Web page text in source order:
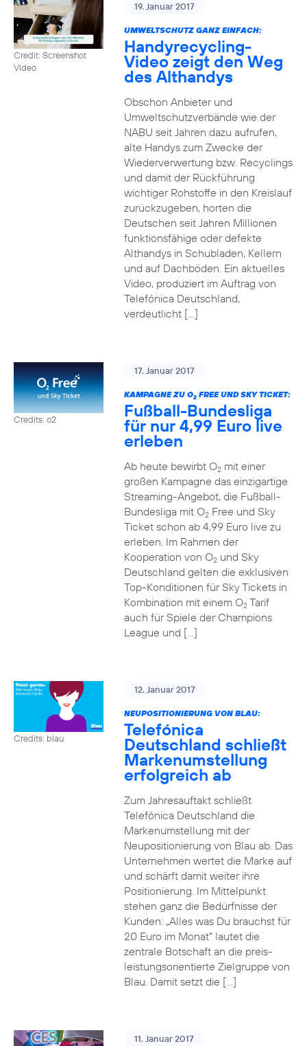
Credit: Screenshot
Video
19. Januar 2017
UMWELTSCHUTZ GANZ EINFACH:
Handyrecycling-
Video zeigt den Weg
des Althandys
Obschon Anbieter und
Umweltschutzverbände wie der
NABU seit Jahren dazu aufrufen,
alte Handys zum Zwecke der
Wiederverwertung bzw. Recyclings
und damit der Rückführung
wichtiger Rohstoffe in den Kreislauf
zurückzugeben, horten die
Deutschen seit Jahren Millionen
funktionsfähige oder defekte
Althandys in Schubladen, Kellern
und auf Dachböden. Ein aktuelles
Video, produziert im Auftrag von
Telefónica Deutschland,
verdeutlicht […]
Credits: o2
17. Januar 2017
KAMPAGNE ZU O2FREE UND SKY TICKET:
Fußball-Bundesliga
für nur 4,99 Euro live
erleben
Ab heute bewirbt O2mit einer
großen Kampagne das einzigartige
Streaming-Angebot, die Fußball-
Bundesliga mit O2Free und Sky
Ticket schon ab 4,99 Euro live zu
erleben. Im Rahmen der
Kooperation von O2und Sky
Deutschland gelten die exklusiven
Top-Konditionen für Sky Tickets in
Kombination mit einem O2Tarif
auch für Spiele der Champions
League und […]
Credits: blau
12. Januar 2017
NEUPOSITIONIERUNG VON BLAU:
Telefónica
Deutschland schließt
Markenumstellung
erfolgreich ab
Zum Jahresauftakt schließt
Telefónica Deutschland die
Markenumstellung mit der
Neupositionierung von Blau ab. Das
Unternehmen wertet die Marke auf
und schärft damit weiter ihre
Positionierung. Im Mittelpunkt
stehen ganz die Bedürfnisse der
Kunden: „Alles was Du brauchst für
20 Euro im Monat“ lautet die
zentrale Botschaft an die preis-
leistungsorientierte Zielgruppe von
Blau. Damit setzt die […]
11. Januar 2017